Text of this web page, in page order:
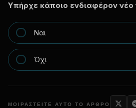
Υπήρχε κάποιο ενδιαφέρον νέο
Ναι
Όχι
ΜΟΙΡΑΣΤΕΊΤΕ ΑΥΤΌ ΤΟ ΆΡΘΡΟ